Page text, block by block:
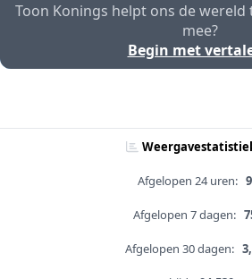
Toon Konings helpt ons de wereld
mee?
Begin met
Afgelopen 24 uren:
Afgelopen 7 dagen:
Afgelopen 30 dagen: